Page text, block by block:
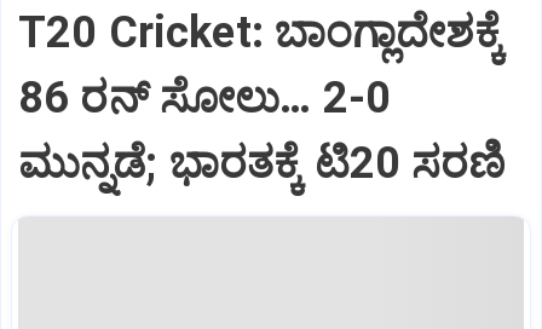
T20 Cricket: ಬಾಂಗ್ಲಾದೇಶಕ್ಕೆ
86 ರನ್‌ ಸೋಲು… 2-0
ಮುನ್ನಡೆ; ಭಾರತಕ್ಕೆ ಟಿ20 ಸರಣಿ